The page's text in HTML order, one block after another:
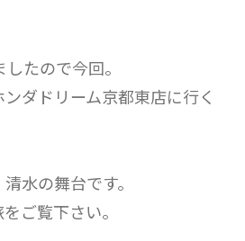
たので今回。
ダドリーム京都東店に行く
水の舞台です。
ご覧下さい。